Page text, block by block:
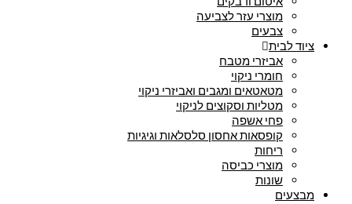
מוצרי עזר לצביעה
צבעים
ציוד לבית
אביזרי מטבח
חומרי ניקוי
מטאטאים ומגבים ואביזרי ניקוי
מטליות וסקוצים לניקוי
פחי אשפה
קופסאות אחסון סלסלאות וגיגיות
ריחות
מוצרי כביסה
שונות
מבצעים